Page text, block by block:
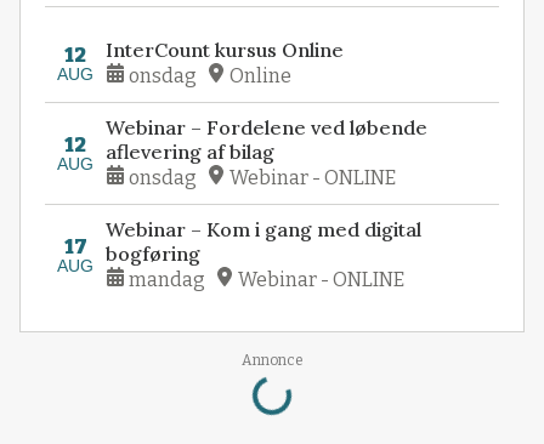
12
AUG
InterCount kursus Online
onsdag Online
12
AUG
Webinar – Fordelene ved løbende
aflevering af bilag
onsdag Webinar - ONLINE
17
AUG
Webinar – Kom i gang med digital
bogføring
mandag Webinar - ONLINE
Annonce
Loading...